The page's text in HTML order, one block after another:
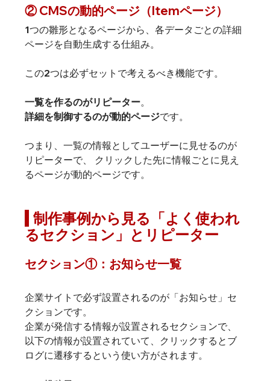
② CMSの動的ページ（Itemページ）
1つの雛形となるページから、各データごとの詳細
ページを自動生成する仕組み。
この2つは必ずセットで考えるべき機能です。
一覧を作るのがリピーター。
詳細を制御するのが動的ページです。
つまり、一覧の情報としてユーザーに見せるのが
リピーターで、 クリックした先に情報ごとに見え
るページが動的ページです。
制作事例から見る「よく使われ
るセクション」とリピーター
セクション①：お知らせ一覧
企業サイトで必ず設置されるのが「お知らせ」セ
クションです。
企業が発信する情報が設置されるセクションで、
以下の情報が設置されていて、クリックするとブ
ログに遷移するという使い方がされます。